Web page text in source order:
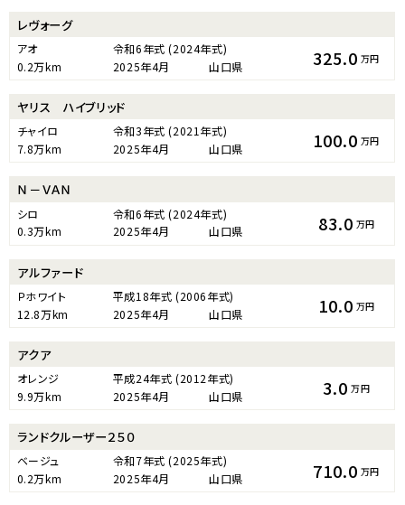
レヴォーグ
アオ 令和6年式 (2024年式)
0.2万km
2025年4月 山口県 325.0 万円
ヤリス ハイブリッド
チャイロ 令和3年式 (2021年式)
7.8万km
2025年4月 山口県 100.0 万円
Ｎ－ＶＡＮ
シロ 令和6年式 (2024年式)
0.3万km
2025年4月 山口県 83.0 万円
アルファード
Ｐホワイト 平成18年式 (2006年式)
12.8万km
2025年4月 山口県 10.0 万円
アクア
オレンジ 平成24年式 (2012年式)
9.9万km
2025年4月 山口県 3.0 万円
ランドクルーザー２５０
ベージュ 令和7年式 (2025年式)
0.2万km
2025年4月 山口県 710.0 万円